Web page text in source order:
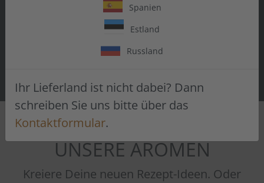
Spanien
Estland
Russland
Ihr Lieferland ist nicht dabei? Dann
schreiben Sie uns bitte über das
Kontaktformular.
Vielseitig einsetzbar. Zum Backen,
Kochen, Mixen, Trinken.
AROMEN PROBIEREN
UNSERE AROMEN
Kreiere Deine neuen Rezept-Ideen. Oder